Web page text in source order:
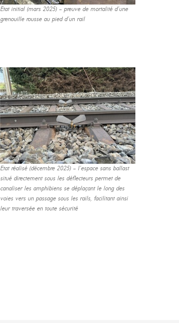
Etat initial (mars 2025) – preuve de mortalité d’une
grenouille rousse au pied d’un rail
Etat réalisé (décembre 2025) – l’espace sans ballast
situé directement sous les déflecteurs permet de
canaliser les amphibiens se déplaçant le long des
voies vers un passage sous les rails, facilitant ainsi
leur traversée en toute sécurité